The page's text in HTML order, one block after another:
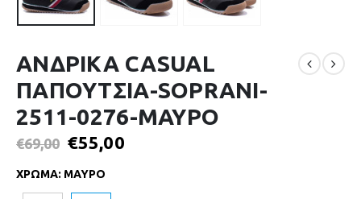
ΑΝΔΡΙΚΑ CASUAL
ΠΑΠΟΥΤΣΙΑ-SOPRANI-
2511-0276-ΜΑΥΡΟ
€69,00 €55,00
ΧΡΩΜΑ: ΜΑΥΡΟ